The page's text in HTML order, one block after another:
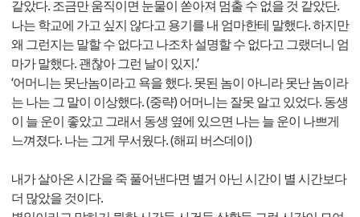
같았다. 조금만 움직이면 눈물이 쏟아져 멈출 수 없을 것 같았단.
나는 학교에 가고 싶지 않다고 용기를 내 엄마한테 말했다. 하지만
왜 그런지는 말할 수 없다고 나조차 설명할 수 없다고 그랬더니 엄
마가 말했다. 괜찮아 그런 날이 있지.’
‘어머니는 못난놈이라고 욕을 했다. 못된 놈이 아니라 못난 놈이라
는 나는 그 말이 이상했다. (중략) 어머니는 잘못 알고 있었다. 동생
이 늘 운이 좋았고 그래서 동생 옆에 있으면 나는 늘 운이 나쁘게
느껴졌다. 나는 그게 무서웠다. (해피 버스데이)
내가 살아온 시간을 죽 풀어낸다면 별거 아닌 시간이 별 시간보다
더 많았을 것이다.